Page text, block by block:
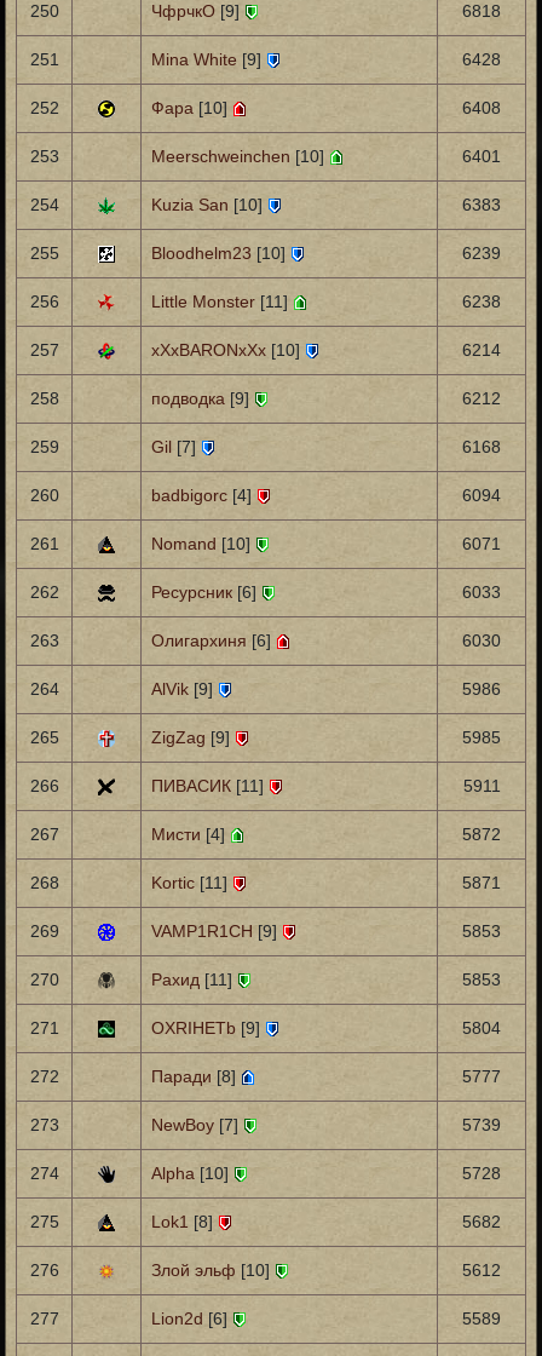
250 ЧфрчкО [9] 6818
251 Mina White [9] 6428
252 Фара [10] 6408
253 Meerschweinchen [10] 6401
254 Kuzia San [10] 6383
255 Bloodhelm23 [10] 6239
256 Little Monster [11] 6238
257 xXxBARONxXx [10] 6214
258 подводка [9] 6212
259 Gil [7] 6168
260 badbigorc [4] 6094
261 Nomand [10] 6071
262 Ресурсник [6] 6033
263 Олигархиня [6] 6030
264 AlVik [9] 5986
265 ZigZag [9] 5985
266 ПИВАСИК [11] 5911
267 Мисти [4] 5872
268 Kortic [11] 5871
269 VAMP1R1CH [9] 5853
270 Рахид [11] 5853
271 OXRIHETb [9] 5804
272 Паради [8] 5777
273 NewBoy [7] 5739
274 Alpha [10] 5728
275 Lok1 [8] 5682
276 Злой эльф [10] 5612
277 Lion2d [6] 5589